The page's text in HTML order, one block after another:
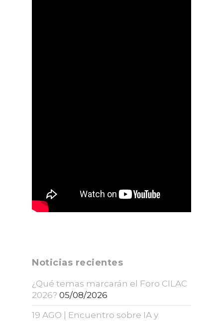
Noticias recientes
¿Qué temas marcarán el Foro CILAC
2026? 05/08/2026
19 AGO | Encuentro sobre IA y